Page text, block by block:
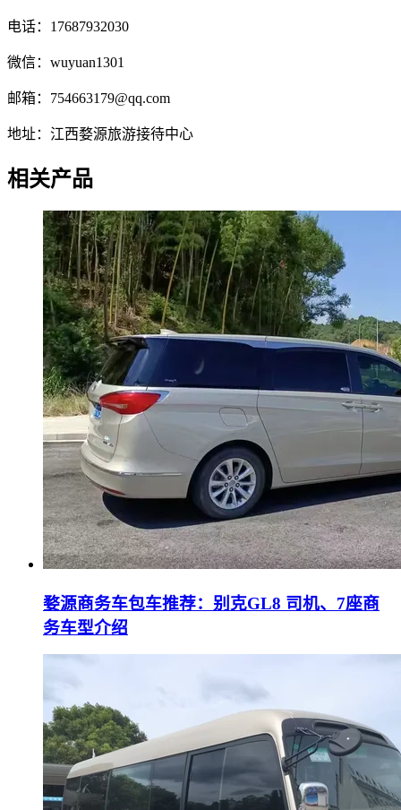
电话：17687932030
微信：wuyuan1301
邮箱：754663179@qq.com
地址：江西婺源旅游接待中心
相关产品
婺源商务车包车推荐：别克GL8 司机、7座商
务车型介绍